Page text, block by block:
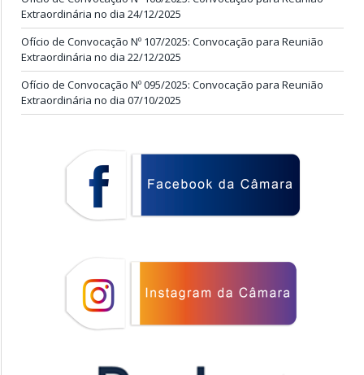
Extraordinária no dia 24/12/2025
Ofício de Convocação Nº 107/2025: Convocação para Reunião
Extraordinária no dia 22/12/2025
Ofício de Convocação Nº 095/2025: Convocação para Reunião
Extraordinária no dia 07/10/2025